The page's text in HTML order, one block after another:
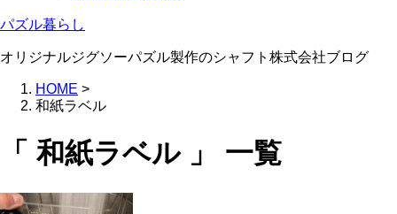
パズル暮らし
オリジナルジグソーパズル製作のシャフト株式会社ブログ
HOME >
和紙ラベル
「 和紙ラベル 」 一覧